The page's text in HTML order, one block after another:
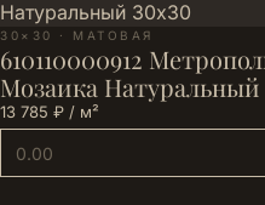
30×30 · МАТОВАЯ
610110000912
Мозаика Натуральный
13 785 ₽ / м²